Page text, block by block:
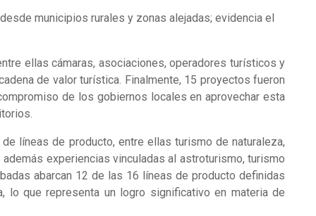
municipios rurales y zonas alejadas; evidencia el
ellas cámaras, asociaciones, operadores turísticos y
de valor turística. Finalmente, 15 proyectos fueron
de los gobiernos locales en aprovechar esta
líneas de producto, entre ellas turismo de naturaleza,
experiencias vinculadas al astroturismo, turismo
abarcan 12 de las 16 líneas de producto definidas
lo que representa un logro significativo en materia de